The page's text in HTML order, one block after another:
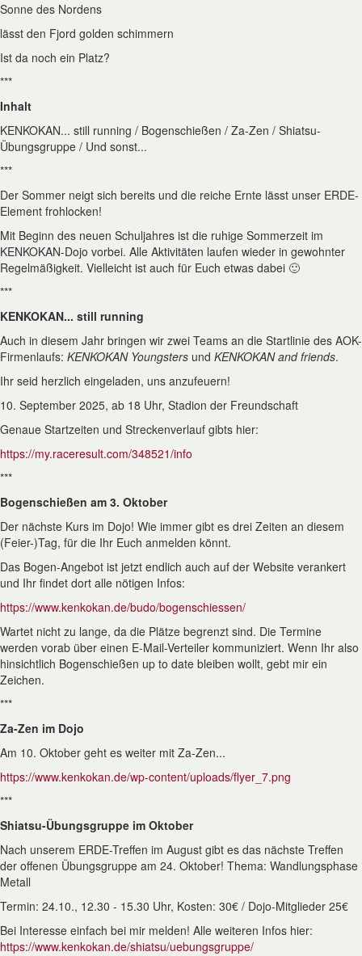
Sonne des Nordens
lässt den Fjord golden schimmern
Ist da noch ein Platz?
***
Inhalt
KENKOKAN... still running / Bogenschießen / Za-Zen / Shiatsu-
Übungsgruppe / Und sonst...
***
Der Sommer neigt sich bereits und die reiche Ernte lässt unser ERDE-
Element frohlocken!
Mit Beginn des neuen Schuljahres ist die ruhige Sommerzeit im
KENKOKAN-Dojo vorbei. Alle Aktivitäten laufen wieder in gewohnter
Regelmäßigkeit. Vielleicht ist auch für Euch etwas dabei 🙂
***
KENKOKAN... still running
Auch in diesem Jahr bringen wir zwei Teams an die Startlinie des AOK-
Firmenlaufs: KENKOKAN Youngsters und KENKOKAN and friends.
Ihr seid herzlich eingeladen, uns anzufeuern!
10. September 2025, ab 18 Uhr, Stadion der Freundschaft
Genaue Startzeiten und Streckenverlauf gibts hier:
https://my.raceresult.com/348521/info
***
Bogenschießen am 3. Oktober
Der nächste Kurs im Dojo! Wie immer gibt es drei Zeiten an diesem
(Feier-)Tag, für die Ihr Euch anmelden könnt.
Das Bogen-Angebot ist jetzt endlich auch auf der Website verankert
und Ihr findet dort alle nötigen Infos:
https://www.kenkokan.de/budo/bogenschiessen/
Wartet nicht zu lange, da die Plätze begrenzt sind. Die Termine
werden vorab über einen E-Mail-Verteiler kommuniziert. Wenn Ihr also
hinsichtlich Bogenschießen up to date bleiben wollt, gebt mir ein
Zeichen.
***
Za-Zen im Dojo
Am 10. Oktober geht es weiter mit Za-Zen...
https://www.kenkokan.de/wp-content/uploads/flyer_7.png
***
Shiatsu-Übungsgruppe im Oktober
Nach unserem ERDE-Treffen im August gibt es das nächste Treffen
der offenen Übungsgruppe am 24. Oktober! Thema: Wandlungsphase
Metall
Termin: 24.10., 12.30 - 15.30 Uhr, Kosten: 30€ / Dojo-Mitglieder 25€
Bei Interesse einfach bei mir melden! Alle weiteren Infos hier:
https://www.kenkokan.de/shiatsu/uebungsgruppe/